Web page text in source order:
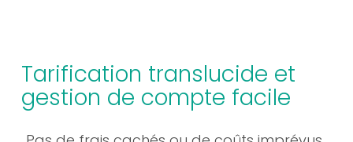
Tarification translucide et
gestion de compte facile